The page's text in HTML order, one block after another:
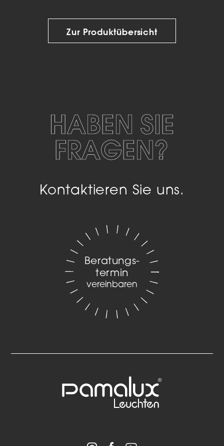
Zur Produktübersicht
HABEN SIE
FRAGEN?
Kontaktieren Sie uns.
Beratungs­
termin
vereinbaren